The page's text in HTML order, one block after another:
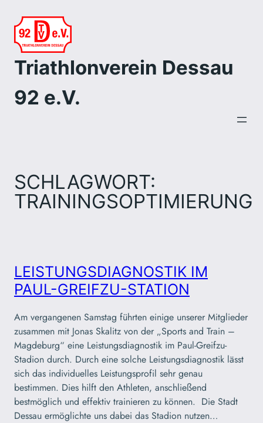
Zum
Inhalt
springen
Triathlonverein Dessau
92 e.V.
SCHLAGWORT:
TRAININGSOPTIMIERUNG
LEISTUNGSDIAGNOSTIK IM
PAUL-GREIFZU-STATION
Am vergangenen Samstag führten einige unserer Mitglieder
zusammen mit Jonas Skalitz von der „Sports and Train –
Magdeburg“ eine Leistungsdiagnostik im Paul-Greifzu-
Stadion durch. Durch eine solche Leistungsdiagnostik lässt
sich das individuelles Leistungsprofil sehr genau
bestimmen. Dies hilft den Athleten, anschließend
bestmöglich und effektiv trainieren zu können. Die Stadt
Dessau ermöglichte uns dabei das Stadion nutzen…